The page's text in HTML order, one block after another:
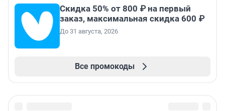
Скидка 50% от 800 ₽ на первый
заказ, максимальная скидка 600 ₽
До 31 августа, 2026
Все промокоды